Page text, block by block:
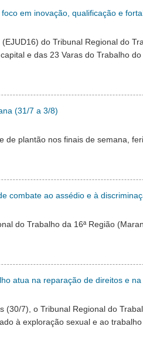
em inovação, qualificação e
do Tribunal Regional do
e das 23 Varas do Trabalho
(31/7 a 3/8)
de plantão nos finais de semana,
combate ao assédio e à
do Trabalho da 16ª Região
atua na reparação de direitos e
(30/7), o Tribunal Regional do
à exploração sexual e ao